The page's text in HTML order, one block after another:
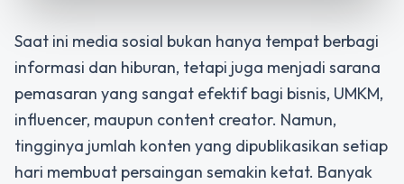
Saat ini media sosial bukan hanya tempat berbagi
informasi dan hiburan, tetapi juga menjadi sarana
pemasaran yang sangat efektif bagi bisnis, UMKM,
influencer, maupun content creator. Namun,
tingginya jumlah konten yang dipublikasikan setiap
hari membuat persaingan semakin ketat. Banyak